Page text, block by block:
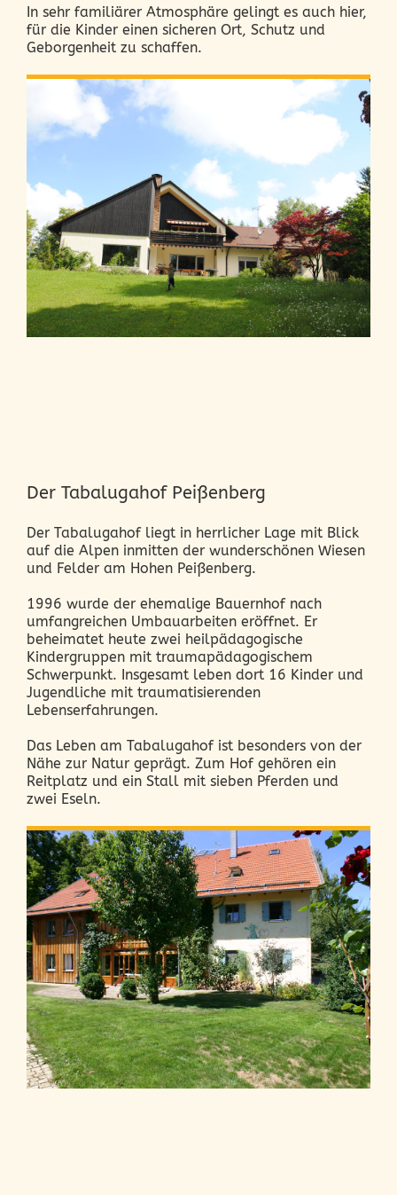
In sehr familiärer Atmosphäre gelingt es auch hier,
für die Kinder einen sicheren Ort, Schutz und
Geborgenheit zu schaffen.
Der Tabalugahof Peißenberg
Der Tabalugahof liegt in herrlicher Lage mit Blick
auf die Alpen inmitten der wunderschönen Wiesen
und Felder am Hohen Peißenberg.
1996 wurde der ehemalige Bauernhof nach
umfangreichen Umbauarbeiten eröffnet. Er
beheimatet heute zwei heilpädagogische
Kindergruppen mit traumapädagogischem
Schwerpunkt. Insgesamt leben dort 16 Kinder und
Jugendliche mit traumatisierenden
Lebenserfahrungen.
Das Leben am Tabalugahof ist besonders von der
Nähe zur Natur geprägt. Zum Hof gehören ein
Reitplatz und ein Stall mit sieben Pferden und
zwei Eseln.